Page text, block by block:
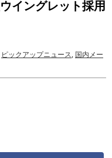
イングレット採用
ピックアップニュース, 国内メー